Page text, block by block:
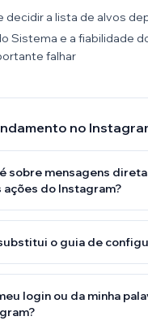
decidir a lista de alvos
Sistema e a fiabilidade
falhar
no
sobre mensagens
do Instagram?
o guia de
login ou da minha